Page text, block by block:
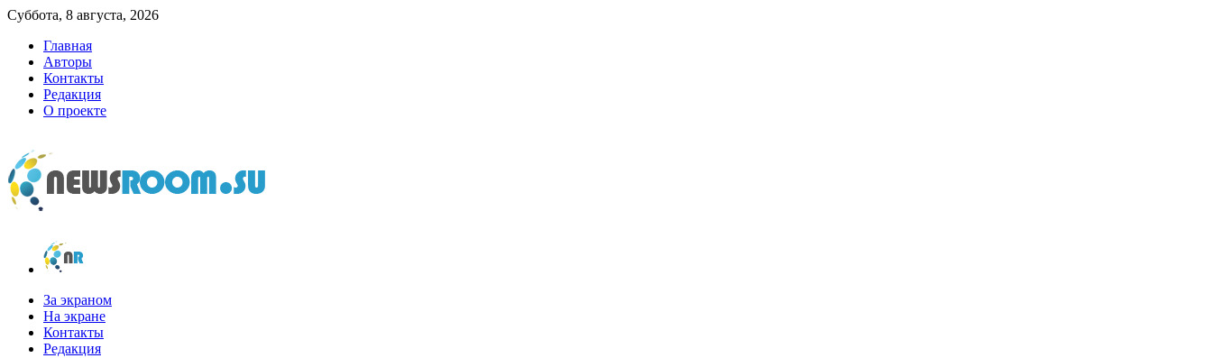
Суббота, 8 августа, 2026
Главная
Авторы
Контакты
Редакция
О проекте
newsroom.su
Новости о новостях
За экраном
На экране
Контакты
Редакция